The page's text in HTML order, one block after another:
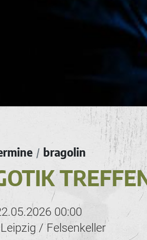
/ bragolin
00:00
Leipzig / Felsenkeller